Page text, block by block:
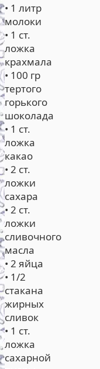
• 1 литр
молоки
• 1 ст.
ложка
крахмала
• 100 гр
тертого
горького
шоколада
• 1 ст.
ложка
какао
• 2 ст.
ложки
сахара
• 2 ст.
ложки
сливочного
масла
• 2 яйца
• 1/2
стакана
жирных
сливок
• 1 ст.
ложка
сахарной